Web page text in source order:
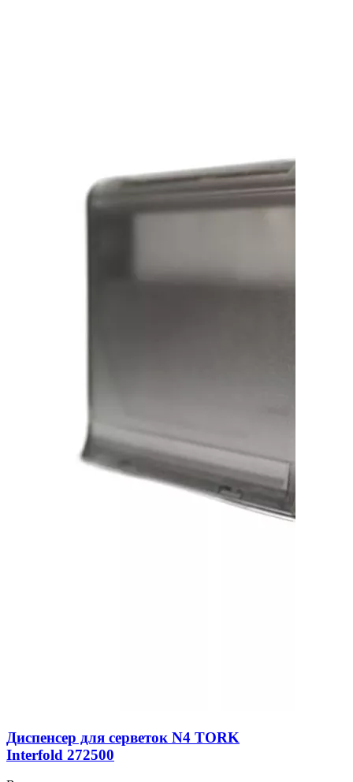
Диспенсер для серветок N4 TORK
Interfold 272500